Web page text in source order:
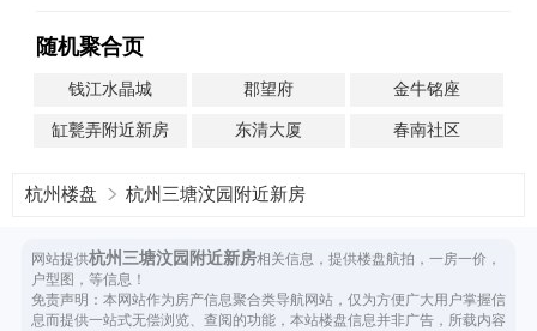
随机聚合页
钱江水晶城 郡望府 金牛铭座
缸甏弄附近新房 东清大厦 春南社区
杭州楼盘 杭州三塘汶园附近新房
网站提供杭州三塘汶园附近新房相关信息，提供楼盘航拍，一房一价，
户型图，等信息！
免责声明：本网站作为房产信息聚合类导航网站，仅为方便广大用户掌握信
息而提供一站式无偿浏览、查阅的功能，本站楼盘信息并非广告，所载内容